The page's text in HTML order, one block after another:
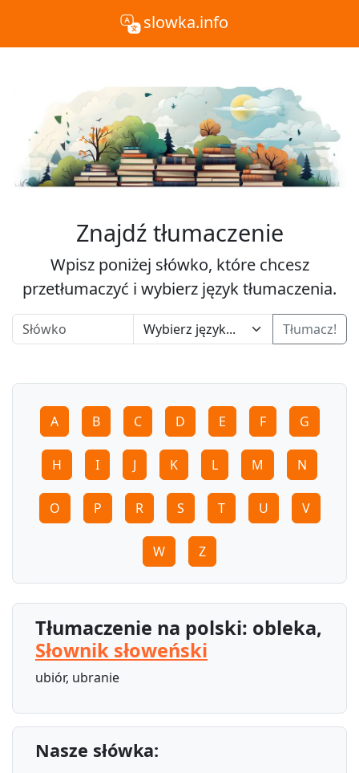
slowka.info
Znajdź tłumaczenie
Wpisz poniżej słówko, które chcesz
przetłumaczyć i wybierz język tłumaczenia.
Tłumacz!
A B C D E F G
H I J K L M N
O P R S T U V
W Z
Tłumaczenie na polski: obleka,
Słownik słoweński
ubiór, ubranie
Nasze słówka: